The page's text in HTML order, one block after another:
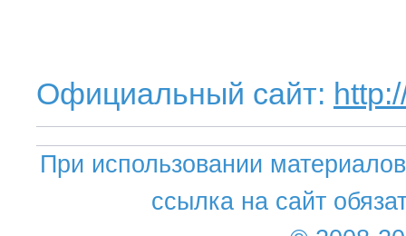
Официальный сайт:
При использовании
ссылка на сайт